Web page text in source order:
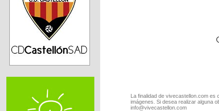
La finalidad de vivecastellon.com
imágenes. Si desea realizar alguna
info@vivecastellon.com